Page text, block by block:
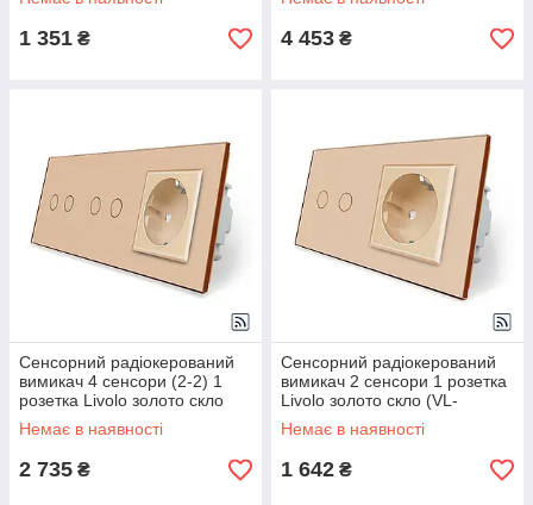
1 351 ₴ 4 453 ₴
Сенсорний радіокерований
вимикач 4 сенсори (2-2) 1
розетка Livolo золото скло
Немає в наявності
2 735 ₴
Сенсорний радіокерований
вимикач 2 сенсори 1 розетка
Livolo золото скло (VL-
C702R/C7C1EU-13)
Немає в наявності
1 642 ₴